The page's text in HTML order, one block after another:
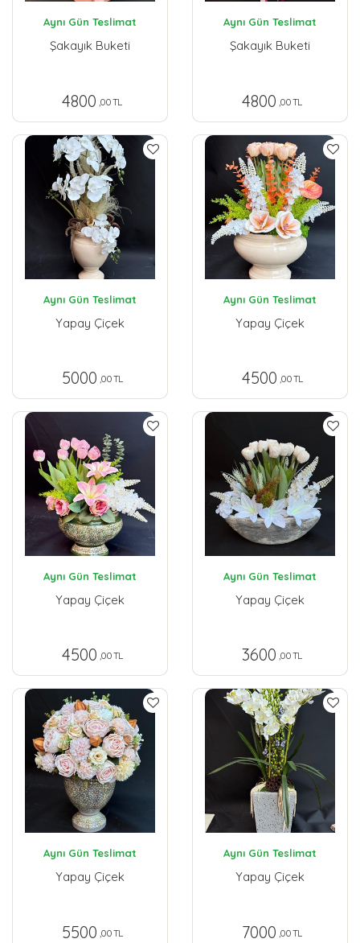
Aynı Gün Teslimat
Şakayık Buketi
4800 ,00 TL
Aynı Gün Teslimat
Şakayık Buketi
4800 ,00 TL
Aynı Gün Teslimat
Yapay Çiçek
5000 ,00 TL
Aynı Gün Teslimat
Yapay Çiçek
4500 ,00 TL
Aynı Gün Teslimat
Yapay Çiçek
4500 ,00 TL
Aynı Gün Teslimat
Yapay Çiçek
3600 ,00 TL
Aynı Gün Teslimat
Yapay Çiçek
5500 ,00 TL
Aynı Gün Teslimat
Yapay Çiçek
7000 ,00 TL